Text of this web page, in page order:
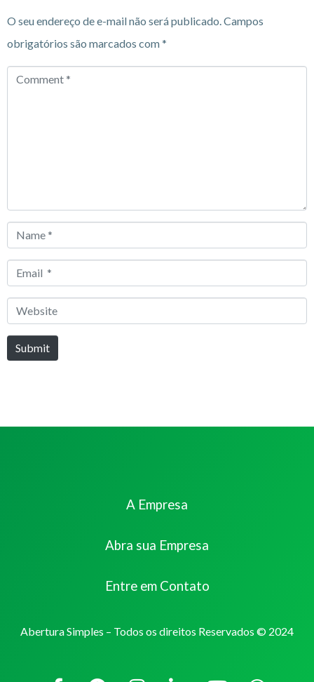
O seu endereço de e-mail não será publicado.Campos
obrigatórios são marcados com*
Comment
Name
Email
Website
Submit
A Empresa
Abra sua Empresa
Entre em Contato
Abertura Simples – Todos os direitos Reservados © 2024